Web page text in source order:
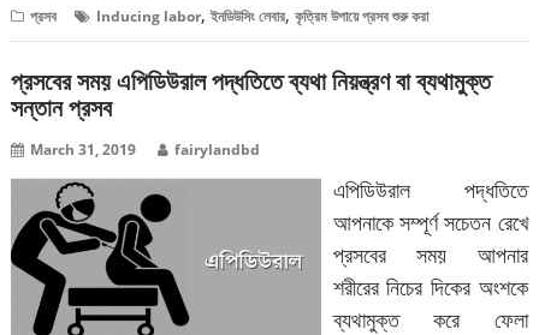
প্রসব Inducing labor,ইনডিউসিং লেবার,কৃত্রিম উপায়ে প্রসব শুরু করা
প্রসবের সময় এপিডিউরাল পদ্ধতিতে ব্যথা নিয়ন্ত্রণ বা ব্যথামুক্ত
সন্তান প্রসব
March 31, 2019 fairylandbd
এপিডিউরাল পদ্ধতিতে
আপনাকে সম্পূর্ণ সচেতন রেখে
প্রসবের সময় আপনার
শরীরের নিচের দিকের অংশকে
ব্যথামুক্ত করে ফেলা